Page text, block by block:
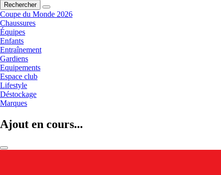
Rechercher
Coupe du Monde 2026
Chaussures
Équipes
Enfants
Entraînement
Gardiens
Equipements
Espace club
Lifestyle
Déstockage
Marques
Ajout en cours...